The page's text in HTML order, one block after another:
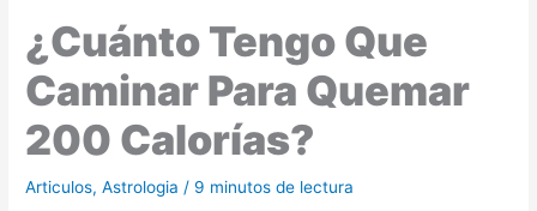
¿Cuánto Tengo Que
Caminar Para Quemar
200 Calorías?
Articulos,Astrologia / 9 minutos de lectura